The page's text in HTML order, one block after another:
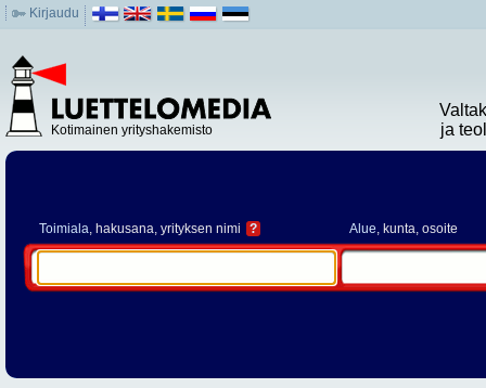
Kirjaudu
Kotimainen yrityshakemisto
ja
Toimiala, hakusana, yrityksen nimi ? Alue, kunta, osoite